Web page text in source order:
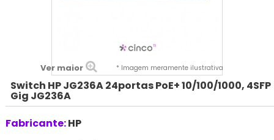
Ver maior * Imagem meramente ilustrativa
Switch HP JG236A 24portas PoE+ 10/100/1000, 4SFP
Gig JG236A
Fabricante:HP